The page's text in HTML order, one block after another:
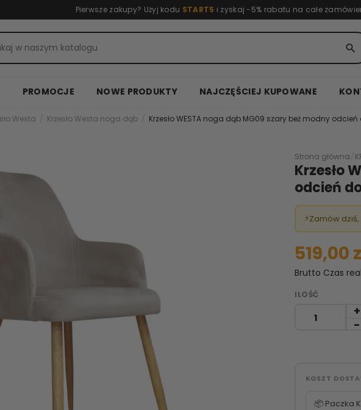
Pierwsze zakupy? Użyj kodu START5 i zyskaj -5% rabatu na całe
search
PROMOCJE NOWE PRODUKTY NAJCZĘŚCIEJ KUPOWANE
Westa Krzesło Westa noga dąb Krzesło WESTA noga dąb MG09 szary beż modny
Strona główna
Krzesło
odcień
⚡Zamów dziś,
519,00
Brutto Czas
ILOŚĆ
KOSZT
📦 Paczka